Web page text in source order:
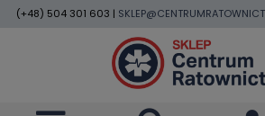
(+48) 504 301 603 |